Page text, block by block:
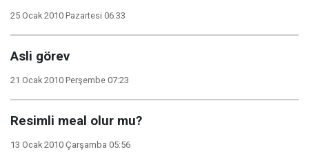
25 Ocak 2010 Pazartesi 06:33
Asli görev
21 Ocak 2010 Perşembe 07:23
Resimli meal olur mu?
13 Ocak 2010 Çarşamba 05:56